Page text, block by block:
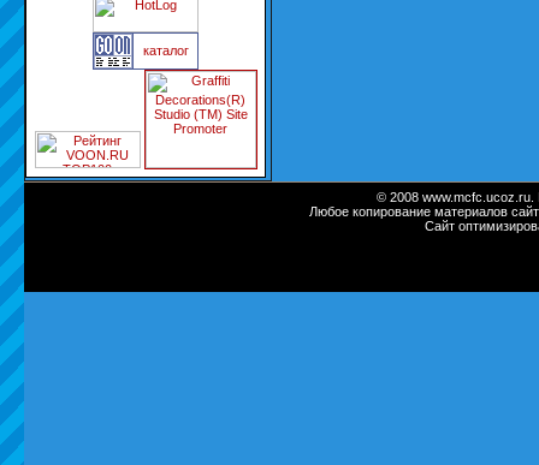
каталог
© 2008
Любое копирование материалов
Сайт